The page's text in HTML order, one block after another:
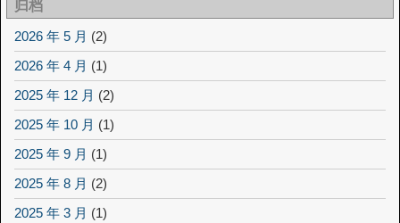
归档
2026 年 5 月 (2)
2026 年 4 月 (1)
2025 年 12 月 (2)
2025 年 10 月 (1)
2025 年 9 月 (1)
2025 年 8 月 (2)
2025 年 3 月 (1)